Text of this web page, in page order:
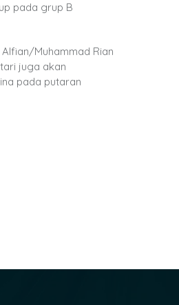
pada grup B
Muhammad Rian
juga akan
pada putaran